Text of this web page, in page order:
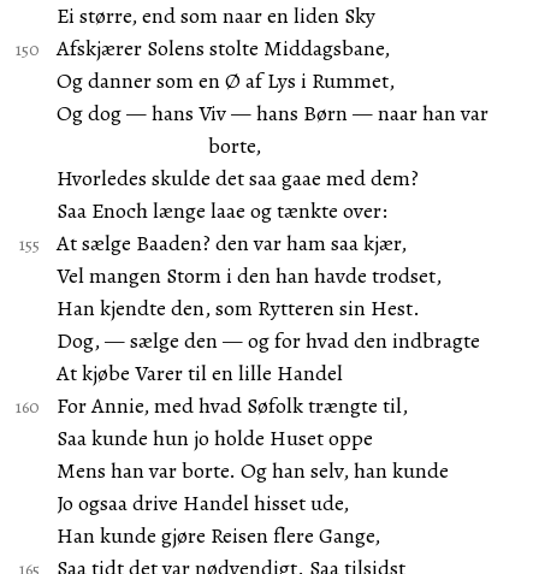
Ei større, end som naar en liden Sky
Afskjærer Solens stolte Middagsbane,
Og danner som en Ø af Lys i Rummet,
Og dog — hans Viv — hans Børn — naar han var
borte,
Hvorledes skulde det saa gaae med dem?
Saa Enoch længe laae og tænkte over:
At sælge Baaden? den var ham saa kjær,
Vel mangen Storm i den han havde trodset,
Han kjendte den, som Rytteren sin Hest.
Dog, — sælge den — og for hvad den indbragte
At kjøbe Varer til en lille Handel
For Annie, med hvad Søfolk trængte til,
Saa kunde hun jo holde Huset oppe
Mens han var borte. Og han selv, han kunde
Jo ogsaa drive Handel hisset ude,
Han kunde gjøre Reisen flere Gange,
Saa tidt det var nødvendigt. Saa tilsidst